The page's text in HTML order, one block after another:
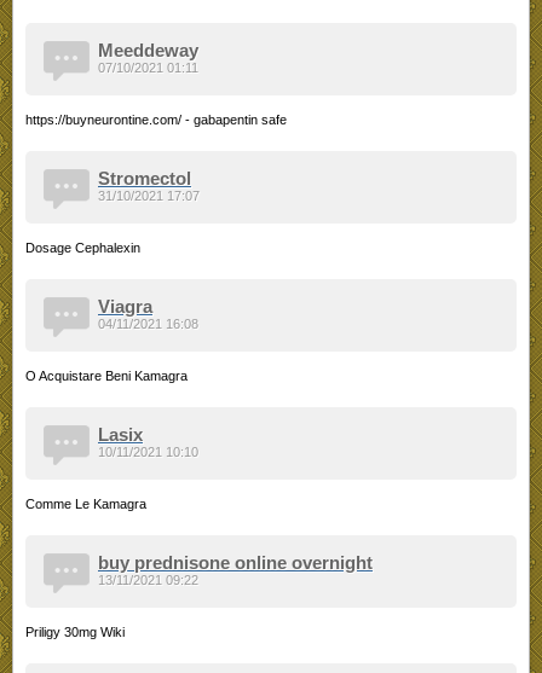
Meeddeway
https://buyneurontine.com/ - gabapentin safe
07/10/2021 01:11
Stromectol
Dosage Cephalexin
31/10/2021 17:07
Viagra
O Acquistare Beni Kamagra
04/11/2021 16:08
Lasix
Comme Le Kamagra
10/11/2021 10:10
buy prednisone online overnight
Priligy 30mg Wiki
13/11/2021 09:22